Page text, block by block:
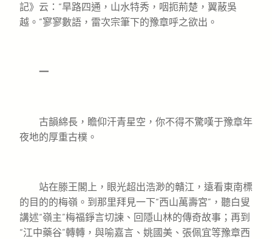
記》云：“旱路四通，山水特秀，咽扼荊楚，翼蔽吳
越。”寥寥數語，雷次宗筆下的豫章呼之欲出。
一
古韻綿長，瞻仰汗青星空，你不得不驚嘆于豫章年
夜地的厚重古樸。
站在滕王閣上，眼光超出浩渺的贛江，遠看東南標
的目的的梅嶺。到那里拜見一下“西山萬壽宮”，聽白叟
講述“嶺主”梅福錚言切諫、回隱山林的傳奇故事；再到
“江中藥谷”轉轉，與喻嘉言、姚國美、張佩宜等豫章西